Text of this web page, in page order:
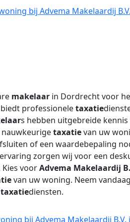
bij Advema Makelaardij
makelaar in Dordrecht voor
biedt professioneletaxatie
s hebben uitgebreide kennis
taxatievan uw
of een waardebepaling
zorgen wij voor een
voorAdvema Makelaardij
van uw woning. Neem
taxatiediensten.
bij Advema Makelaardij